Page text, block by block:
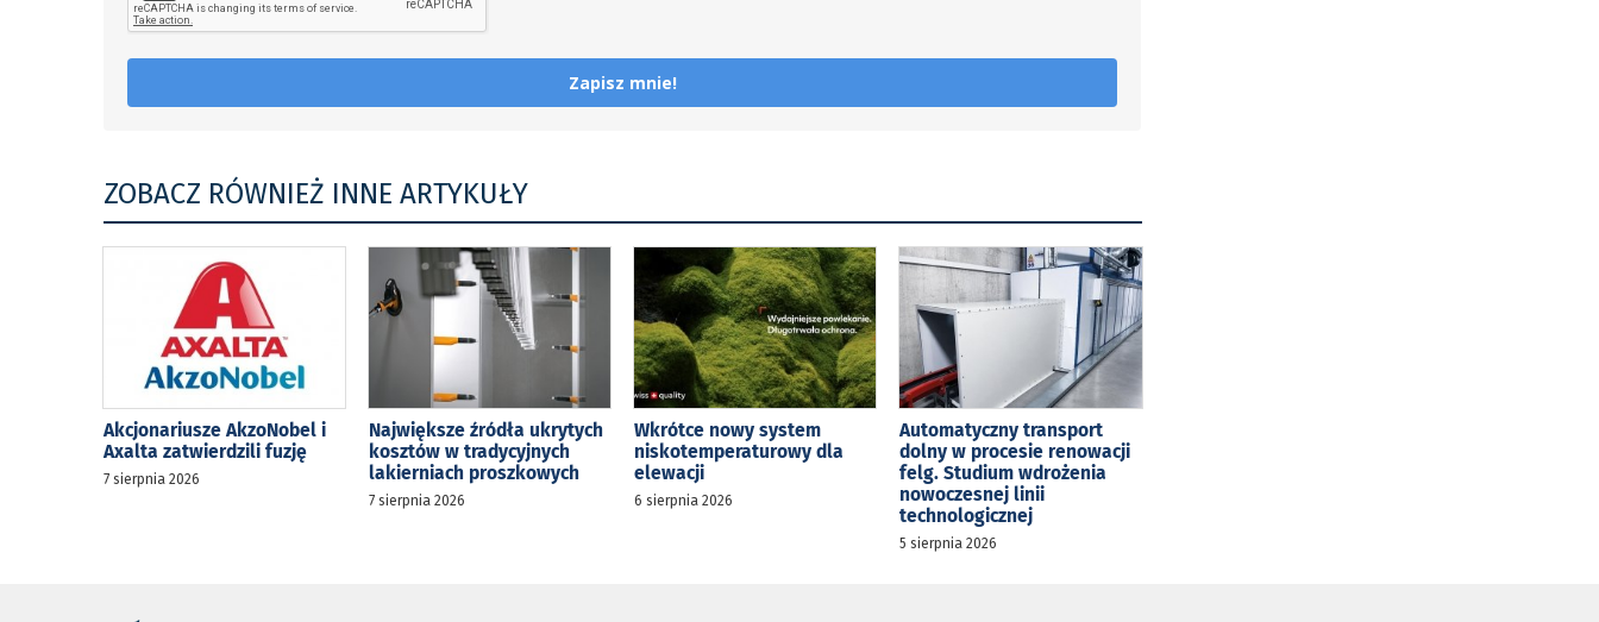
Zapisz mnie!
ZOBACZ RÓWNIEŻ INNE ARTYKUŁY
Akcjonariusze AkzoNobel i
Axalta zatwierdzili fuzję
7 sierpnia 2026
Największe źródła ukrytych
kosztów w tradycyjnych
lakierniach proszkowych
7 sierpnia 2026
Wkrótce nowy system
niskotemperaturowy dla
elewacji
6 sierpnia 2026
Automatyczny transport
dolny w procesie renowacji
felg. Studium wdrożenia
nowoczesnej linii
technologicznej
5 sierpnia 2026